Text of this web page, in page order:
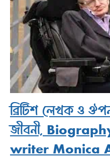
ব্রিটিশ লেখক ও
জীবনী,
writer Monica